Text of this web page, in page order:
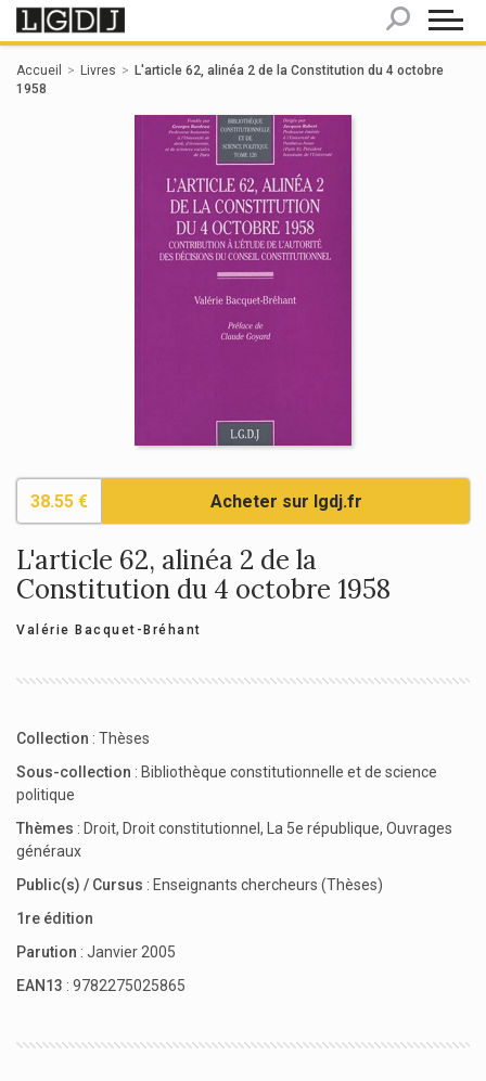
Accueil Livres
L'article 62, alinéa 2 de la Constitution du 4 octobre
1958
38.55 € Acheter sur lgdj.fr
L'article 62, alinéa 2 de la
Constitution du 4 octobre 1958
Valérie Bacquet-Bréhant
Collection : Thèses
Sous-collection : Bibliothèque constitutionnelle et de science
politique
Thèmes : Droit, Droit constitutionnel , La 5e république, Ouvrages
généraux
Public(s) / Cursus : Enseignants chercheurs (Thèses)
1re édition
Parution : Janvier 2005
EAN13 : 9782275025865
Panneau de gestion des cookies